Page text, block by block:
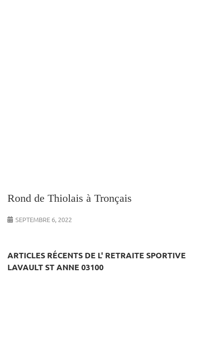
Rond de Thiolais à Tronçais
SEPTEMBRE 6, 2022
ARTICLES RÉCENTS DE L' RETRAITE SPORTIVE
LAVAULT ST ANNE 03100